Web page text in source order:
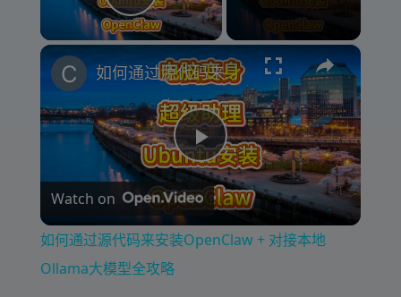
Play Video
×
P
l
如何通过源代码来安装OpenClaw + 对接本地Ollama大模型全攻略
Watch on
如何通过源代码来安装OpenClaw + 对接本地
Ollama大模型全攻略